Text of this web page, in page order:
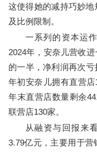
这使得她的减持巧妙
及比例限制。
一系列的资本运
2024年，安奈儿营收
的一半，净利润再次
年初安奈儿拥有直营
年末直营店数量剩余
联营店130家。
从融资与回报来
3.79亿元，主要用于